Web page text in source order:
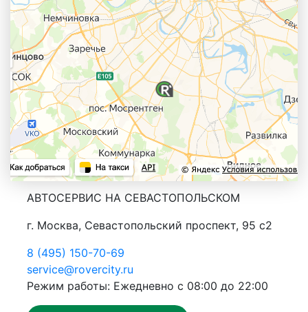
АВТОСЕРВИС НА СЕВАСТОПОЛЬСКОМ
г. Москва, Севастопольский проспект, 95 с2
8 (495) 150-70-69
service@rovercity.ru
Режим работы: Ежедневно с 08:00 до 22:00